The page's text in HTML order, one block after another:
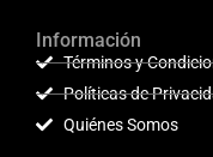
Información
Términos y
Políticas de
Quiénes Somos